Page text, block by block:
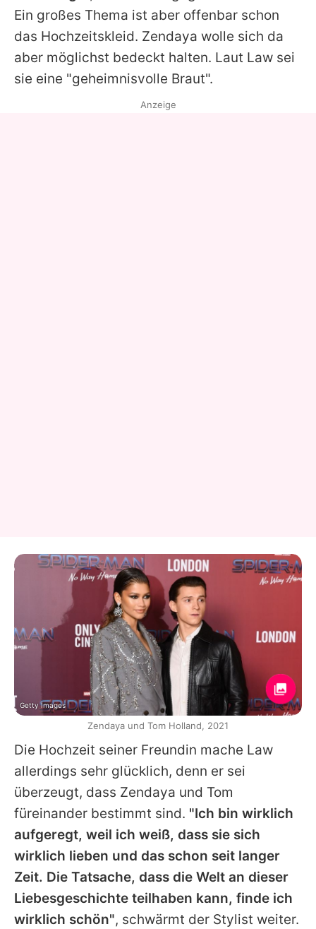
Utiq verwalten
Ein großes Thema ist aber offenbar schon
das Hochzeitskleid. Zendaya wolle sich da
aber möglichst bedeckt halten. Laut Law sei
sie eine "geheimnisvolle Braut".
Die Hochzeit seiner Freundin mache Law
allerdings sehr glücklich, denn er sei
überzeugt, dass Zendaya und Tom
füreinander bestimmt sind. "Ich bin wirklich
aufgeregt, weil ich weiß, dass sie sich
wirklich lieben und das schon seit langer
Zeit. Die Tatsache, dass die Welt an dieser
Liebesgeschichte teilhaben kann, finde ich
wirklich schön", schwärmt der Stylist weiter.
Anzeige
Getty Images
Zendaya und Tom Holland, 2021